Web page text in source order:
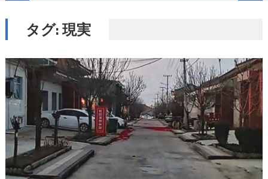
タグ:現実